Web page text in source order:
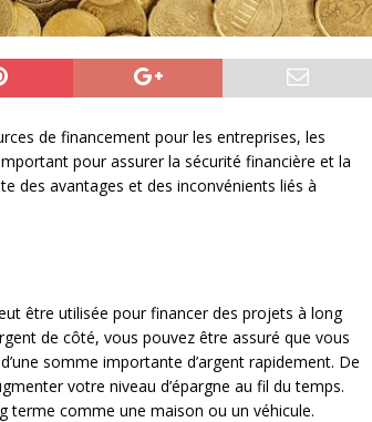
de financement pour les entreprises, les
pour assurer la sécurité financière et la
des avantages et des inconvénients liés à
être utilisée pour financer des projets à long
de côté, vous pouvez être assuré que vous
somme importante d’argent rapidement. De
votre niveau d’épargne au fil du temps.
terme comme une maison ou un véhicule.